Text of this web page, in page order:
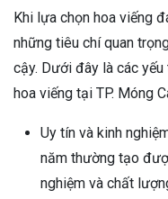
Khi lựa chọn hoa viếng
những tiêu chí quan
cậy. Dưới đây là các
hoa viếng tại TP. Móng
Uy tín và kinh
năm thường tạo
nghiệm và chất